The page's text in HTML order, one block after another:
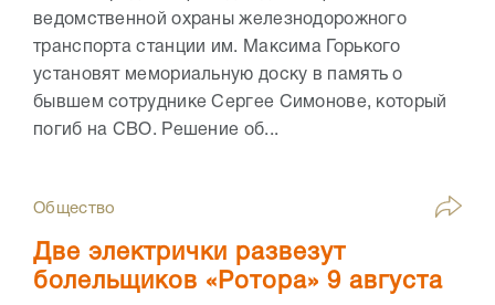
ведомственной охраны железнодорожного
транспорта станции им. Максима Горького
установят мемориальную доску в память о
бывшем сотруднике Сергее Симонове, который
погиб на СВО. Решение об...
Общество
Две электрички развезут
болельщиков «Ротора» 9 августа